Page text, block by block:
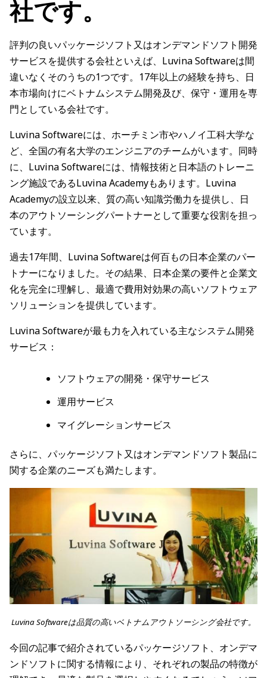
社です。
評判の良いパッケージソフト又はオンデマンドソフト開発
サービスを提供する会社といえば、Luvina Softwareは間
違いなくそのうちの1つです。17年以上の経験を持ち、日
本市場向けにベトナムシステム開発及び、保守・運用を専
門としている会社です。
Luvina Softwareには、ホーチミン市やハノイ工科大学な
ど、全国の有名大学のエンジニアのチームがいます。同時
に、Luvina Softwareには、情報技術と日本語のトレーニ
ング施設であるLuvina Academyもあります。Luvina
Academyの設立以来、質の高い知識労働力を提供し、日
本のアウトソーシングパートナーとして重要な役割を担っ
ています。
過去17年間、Luvina Softwareは何百もの日本企業のパー
トナーになりました。その結果、日本企業の要件と企業文
化を完全に理解し、最適で費用対効果の高いソフトウェア
ソリューションを提供しています。
Luvina Softwareが最も力を入れている主なシステム開発
サービス：
ソフトウェアの開発・保守サービス
運用サービス
マイグレーションサービス
さらに、パッケージソフト又はオンデマンドソフト製品に
関する企業のニーズも満たします。
Luvina Softwareは品質の高いベトナムアウトソーシング会社です。
今回の記事で紹介されているパッケージソフト、オンデマ
ンドソフトに関する情報により、それぞれの製品の特徴が